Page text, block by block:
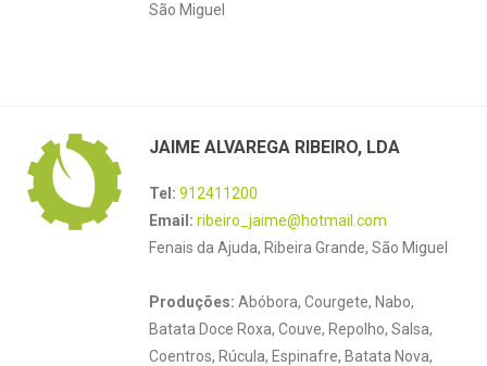
São Miguel
JAIME ALVAREGA RIBEIRO, LDA
Tel: 912411200
Email: ribeiro_jaime@hotmail.com
Fenais da Ajuda, Ribeira Grande, São Miguel
Produções: Abóbora, Courgete, Nabo,
Batata Doce Roxa, Couve, Repolho, Salsa,
Coentros, Rúcula, Espinafre, Batata Nova,